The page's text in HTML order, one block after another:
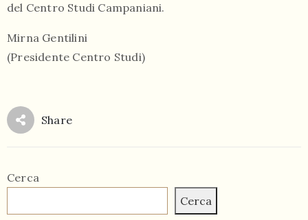
del Centro Studi Campaniani.
Mirna Gentilini
(Presidente Centro Studi)
Share
Cerca
Cerca